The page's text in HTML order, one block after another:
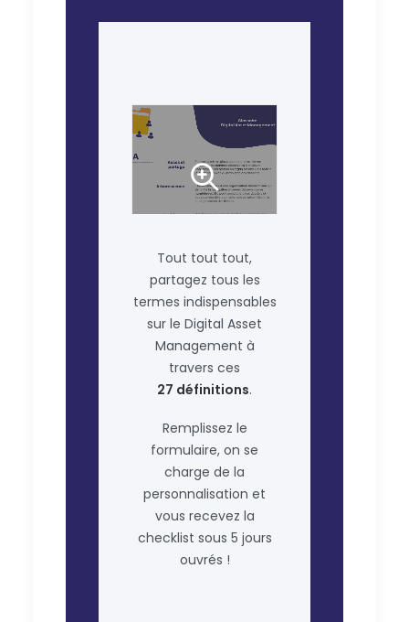
Tout tout tout,
partagez tous les
termes indispensables
sur le Digital Asset
Management à
travers ces
27 définitions.
Remplissez le
formulaire, on se
charge de la
personnalisation et
vous recevez la
checklist sous 5 jours
ouvrés !